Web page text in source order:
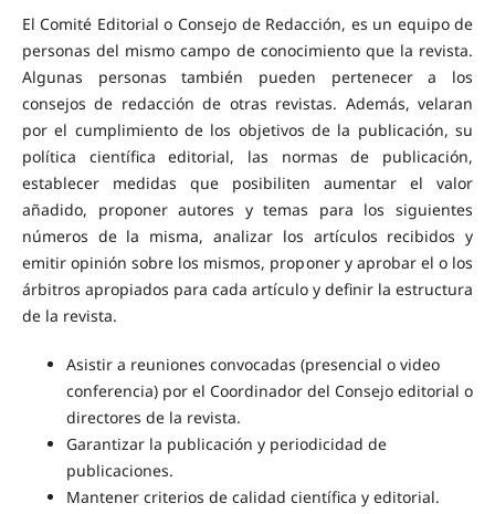
El Comité Editorial o Consejo de Redacción, es un equipo de
personas del mismo campo de conocimiento que la revista.
Algunas personas también pueden pertenecer a los
consejos de redacción de otras revistas. Además, velaran
por el cumplimiento de los objetivos de la publicación, su
política científica editorial, las normas de publicación,
establecer medidas que posibiliten aumentar el valor
añadido, proponer autores y temas para los siguientes
números de la misma, analizar los artículos recibidos y
emitir opinión sobre los mismos, proponer y aprobar el o los
árbitros apropiados para cada artículo y definir la estructura
de la revista.
Asistir a reuniones convocadas (presencial o video
conferencia) por el Coordinador del Consejo editorial o
directores de la revista.
Garantizar la publicación y periodicidad de
publicaciones.
Mantener criterios de calidad científica y editorial.